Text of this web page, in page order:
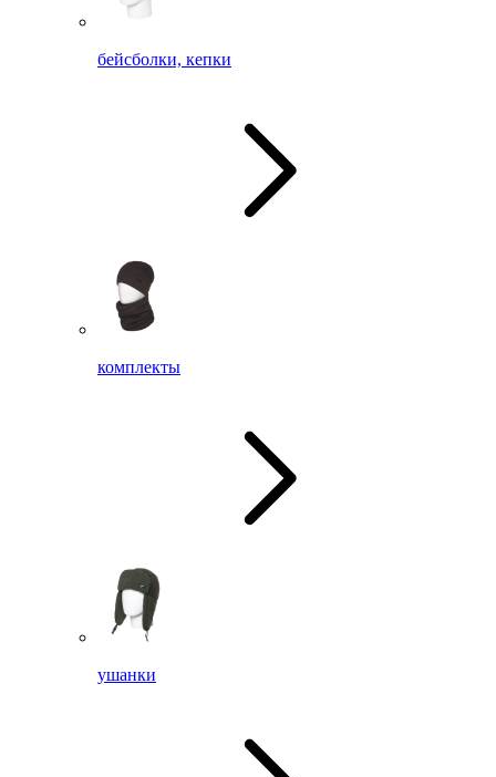
бейсболки, кепки
комплекты
ушанки